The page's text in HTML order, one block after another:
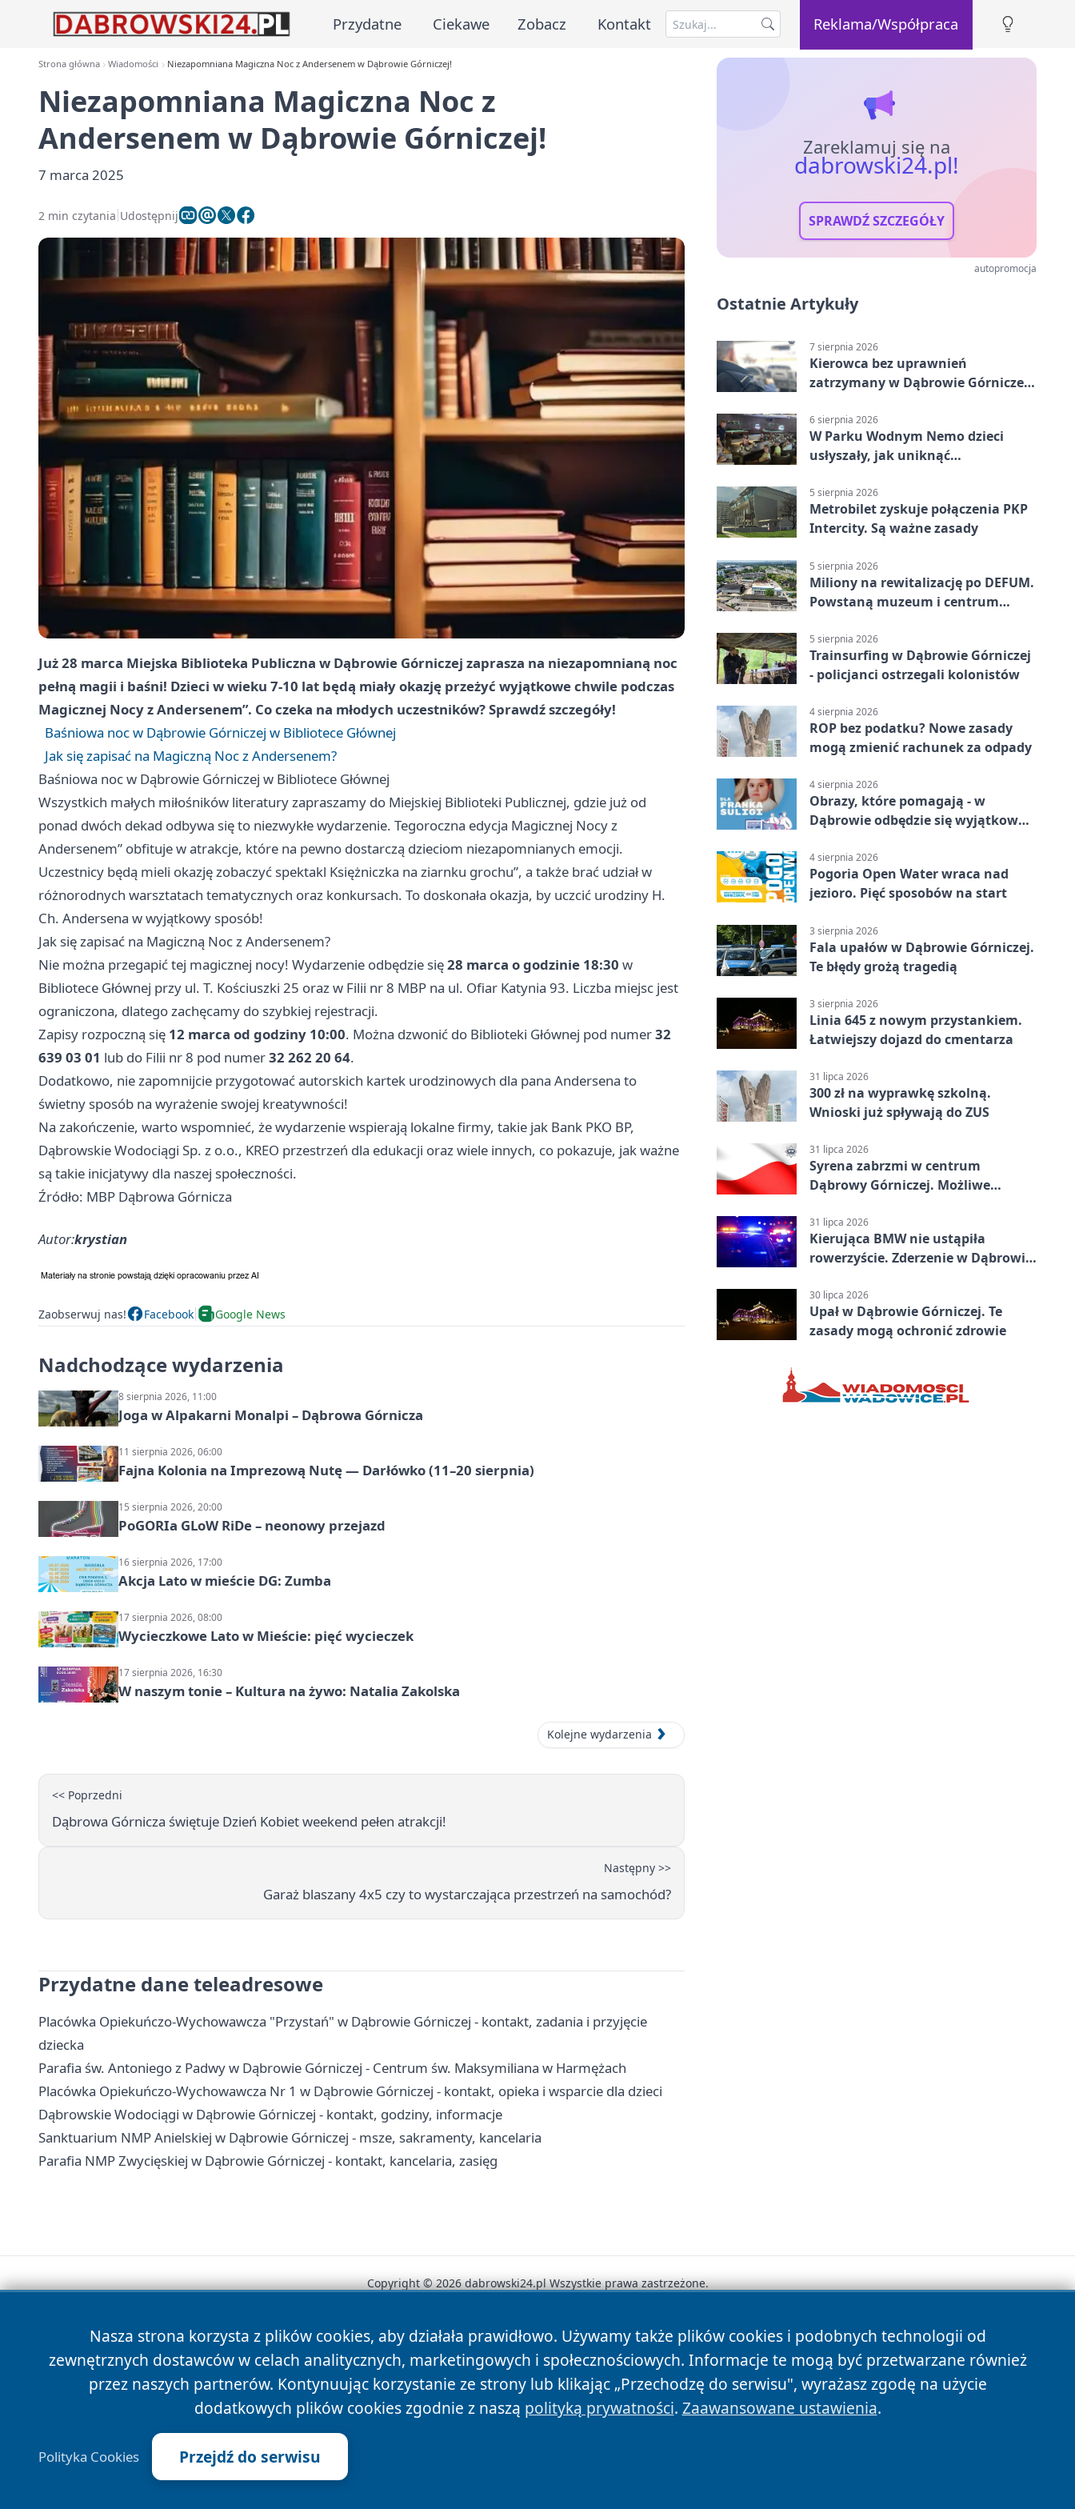
Przydatne Ciekawe Zobacz Kontakt Reklama/Współpraca
Strona główna Wiadomości Niezapomniana Magiczna Noc z Andersenem w Dąbrowie Górniczej!
Niezapomniana Magiczna Noc z
Andersenem w Dąbrowie Górniczej!
7 marca 2025
2 min czytania Udostępnij
Już 28 marca Miejska Biblioteka Publiczna w Dąbrowie Górniczej zaprasza na niezapomnianą noc
pełną magii i baśni! Dzieci w wieku 7-10 lat będą miały okazję przeżyć wyjątkowe chwile podczas
Magicznej Nocy z Andersenem”. Co czeka na młodych uczestników? Sprawdź szczegóły!
Baśniowa noc w Dąbrowie Górniczej w Bibliotece Głównej
Jak się zapisać na Magiczną Noc z Andersenem?
Baśniowa noc w Dąbrowie Górniczej w Bibliotece Głównej
Wszystkich małych miłośników literatury zapraszamy do Miejskiej Biblioteki Publicznej, gdzie już od
ponad dwóch dekad odbywa się to niezwykłe wydarzenie. Tegoroczna edycja Magicznej Nocy z
Andersenem” obfituje w atrakcje, które na pewno dostarczą dzieciom niezapomnianych emocji.
Uczestnicy będą mieli okazję zobaczyć spektakl Księżniczka na ziarnku grochu”, a także brać udział w
różnorodnych warsztatach tematycznych oraz konkursach. To doskonała okazja, by uczcić urodziny H.
Ch. Andersena w wyjątkowy sposób!
Jak się zapisać na Magiczną Noc z Andersenem?
Nie można przegapić tej magicznej nocy! Wydarzenie odbędzie się28 marca o godzinie 18:30 w
Bibliotece Głównej przy ul. T. Kościuszki 25 oraz w Filii nr 8 MBP na ul. Ofiar Katynia 93. Liczba miejsc jest
ograniczona, dlatego zachęcamy do szybkiej rejestracji.
Zapisy rozpoczną się 12 marca od godziny 10:00. Można dzwonić do Biblioteki Głównej pod numer32
639 03 01 lub do Filii nr 8 pod numer32 262 20 64.
Dodatkowo, nie zapomnijcie przygotować autorskich kartek urodzinowych dla pana Andersena to
świetny sposób na wyrażenie swojej kreatywności!
Na zakończenie, warto wspomnieć, że wydarzenie wspierają lokalne firmy, takie jak Bank PKO BP,
Dąbrowskie Wodociągi Sp. z o.o., KREO przestrzeń dla edukacji oraz wiele innych, co pokazuje, jak ważne
są takie inicjatywy dla naszej społeczności.
Źródło: MBP Dąbrowa Górnicza
Autor:krystian
Zaobserwuj nas! Facebook Google News
Nadchodzące wydarzenia
8 sierpnia 2026, 11:00
Joga w Alpakarni Monalpi – Dąbrowa Górnicza
11 sierpnia 2026, 06:00
Fajna Kolonia na Imprezową Nutę — Darłówko (11–20 sierpnia)
15 sierpnia 2026, 20:00
PoGORIa GLoW RiDe – neonowy przejazd
16 sierpnia 2026, 17:00
Akcja Lato w mieście DG: Zumba
17 sierpnia 2026, 08:00
Wycieczkowe Lato w Mieście: pięć wycieczek
17 sierpnia 2026, 16:30
W naszym tonie – Kultura na żywo: Natalia Zakolska
Kolejne wydarzenia
<< Poprzedni
Dąbrowa Górnicza świętuje Dzień Kobiet weekend pełen atrakcji!
Następny >>
Garaż blaszany 4x5 czy to wystarczająca przestrzeń na samochód?
Przydatne dane teleadresowe
Placówka Opiekuńczo-Wychowawcza "Przystań" w Dąbrowie Górniczej - kontakt, zadania i przyjęcie
dziecka
Parafia św. Antoniego z Padwy w Dąbrowie Górniczej - Centrum św. Maksymiliana w Harmężach
Placówka Opiekuńczo-Wychowawcza Nr 1 w Dąbrowie Górniczej - kontakt, opieka i wsparcie dla dzieci
Dąbrowskie Wodociągi w Dąbrowie Górniczej - kontakt, godziny, informacje
Sanktuarium NMP Anielskiej w Dąbrowie Górniczej - msze, sakramenty, kancelaria
Parafia NMP Zwycięskiej w Dąbrowie Górniczej - kontakt, kancelaria, zasięg
Zareklamuj się na
dabrowski24.pl!
SPRAWDŹ SZCZEGÓŁY
autopromocja
Ostatnie Artykuły
7 sierpnia 2026
Kierowca bez uprawnień
zatrzymany w Dąbrowie Górniczej.
6 sierpnia 2026
W Parku Wodnym Nemo dzieci
usłyszały, jak uniknąć
5 sierpnia 2026
Metrobilet zyskuje połączenia PKP
Intercity. Są ważne zasady
5 sierpnia 2026
Miliony na rewitalizację po DEFUM.
Powstaną muzeum i centrum
5 sierpnia 2026
Trainsurfing w Dąbrowie Górniczej
- policjanci ostrzegali kolonistów
4 sierpnia 2026
ROP bez podatku? Nowe zasady
mogą zmienić rachunek za odpady
4 sierpnia 2026
Obrazy, które pomagają - w
Dąbrowie odbędzie się wyjątkowa
4 sierpnia 2026
Pogoria Open Water wraca nad
jezioro. Pięć sposobów na start
3 sierpnia 2026
Fala upałów w Dąbrowie Górniczej.
Te błędy grożą tragedią
3 sierpnia 2026
Linia 645 z nowym przystankiem.
Łatwiejszy dojazd do cmentarza
31 lipca 2026
300 zł na wyprawkę szkolną.
Wnioski już spływają do ZUS
31 lipca 2026
Syrena zabrzmi w centrum
Dąbrowy Górniczej. Możliwe
31 lipca 2026
Kierująca BMW nie ustąpiła
rowerzyście. Zderzenie w Dąbrowie
30 lipca 2026
Upał w Dąbrowie Górniczej. Te
zasady mogą ochronić zdrowie
Nasza strona korzysta z plików cookies, aby działała prawidłowo. Używamy także plików cookies i podobnych technologii od
zewnętrznych dostawców w celach analitycznych, marketingowych i społecznościowych. Informacje te mogą być przetwarzane również
przez naszych partnerów. Kontynuując korzystanie ze strony lub klikając „Przechodzę do serwisu", wyrażasz zgodę na użycie
dodatkowych plików cookies zgodnie z naszą polityką prywatności. Zaawansowane ustawienia.
Polityka Cookies Przejdź do serwisu
Copyright © 2026 dabrowski24.pl Wszystkie prawa zastrzeżone.
News Autorzy Polityka Prywatności Polityka Cookies